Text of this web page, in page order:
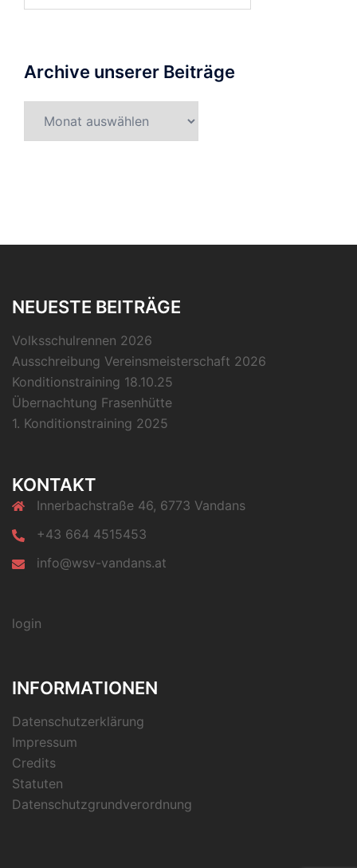
Archive unserer Beiträge
NEUESTE BEITRÄGE
Volksschulrennen 2026
Ausschreibung Vereinsmeisterschaft 2026
Konditionstraining 18.10.25
Übernachtung Frasenhütte
1. Konditionstraining 2025
KONTAKT
Innerbachstraße 46, 6773 Vandans
+43 664 4515453
info@wsv-vandans.at
login
INFORMATIONEN
Datenschutzerklärung
Impressum
Credits
Statuten
Datenschutzgrundverordnung